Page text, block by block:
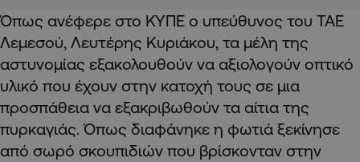
Όπως ανέφερε στο ΚΥΠΕ ο υπεύθυνος του ΤΑΕ
Λεμεσού, Λευτέρης Κυριάκου, τα μέλη της
αστυνομίας εξακολουθούν να αξιολογούν οπτικό
υλικό που έχουν στην κατοχή τους σε μια
προσπάθεια να εξακριβωθούν τα αίτια της
πυρκαγιάς. Όπως διαφάνηκε η φωτιά ξεκίνησε
από σωρό σκουπιδιών που βρίσκονταν στην